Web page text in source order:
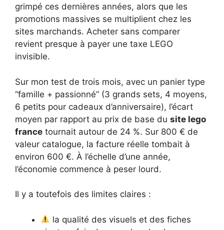
grimpé ces dernières années, alors que les
promotions massives se multiplient chez les
sites marchands. Acheter sans comparer
revient presque à payer une taxe LEGO
invisible.
Sur mon test de trois mois, avec un panier type
“famille + passionné” (3 grands sets, 4 moyens,
6 petits pour cadeaux d’anniversaire), l’écart
moyen par rapport au prix de base du site lego
france tournait autour de 24 %. Sur 800 € de
valeur catalogue, la facture réelle tombait à
environ 600 €. À l’échelle d’une année,
l’économie commence à peser lourd.
Il y a toutefois des limites claires :
la qualité des visuels et des fiches